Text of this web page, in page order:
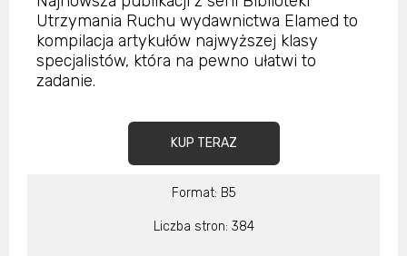
Utrzymania Ruchu wydawnictwa Elamed to
kompilacja artykułów najwyższej klasy
specjalistów, która na pewno ułatwi to
zadanie.
KUP TERAZ
Format: B5
Liczba stron: 384